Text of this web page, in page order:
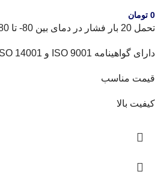
0 تومان
تحمل 20 بار فشار در دمای بین 80- تا 180 درجه سلسیوس
دارای گواهینامه ISO 9001 و ISO 14001
قیمت مناسب
کیفیت بالا